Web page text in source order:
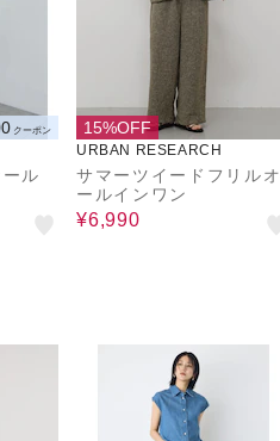
クーポン
ル
15%OFF
URBAN RESEARCH
サマーツイードフリルオ
ールインワン
¥6,990